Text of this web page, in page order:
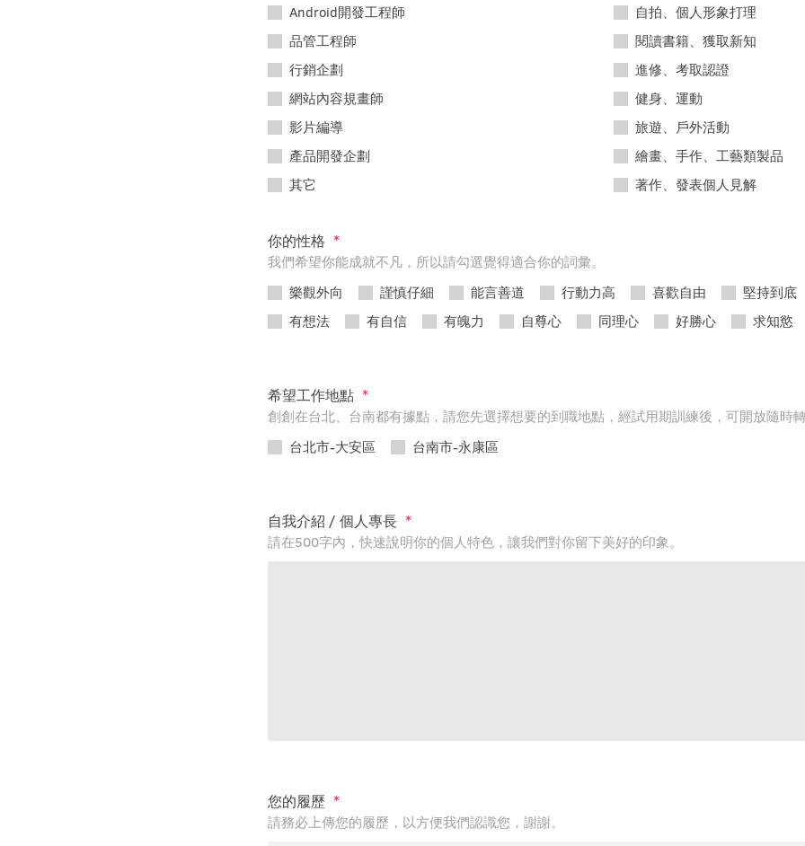
Android開發工程師
品管工程師
行銷企劃
網站內容規畫師
影片編導
產品開發企劃
其它
自拍、個人形象打理
閱讀書籍、獲取新知
進修、考取認證
健身、運動
旅遊、戶外活動
繪畫、手作、工藝類製品
著作、發表個人見解
你的性格 *
我們希望你能成就不凡，所以請勾選覺得適合你的詞彙。
樂觀外向
謹慎仔細 能言善道 行動力高 喜歡自由 堅持到底
有想法
有自信 有魄力 自尊心 同理心 好勝心 求知慾
希望工作地點 *
創創在台北、台南都有據點，請您先選擇想要的到職地點，經試用期訓練後，可開放隨時轉
台北市-大安區
台南市-永康區
自我介紹 / 個人專長 *
請在500字內，快速說明你的個人特色，讓我們對你留下美好的印象。
您的履歷 *
請務必上傳您的履歷，以方便我們認識您，謝謝。